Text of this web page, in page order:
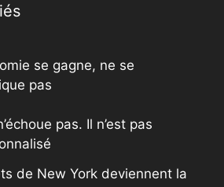
se gagne, ne se
pas
pas. Il n’est pas
de New York deviennent la